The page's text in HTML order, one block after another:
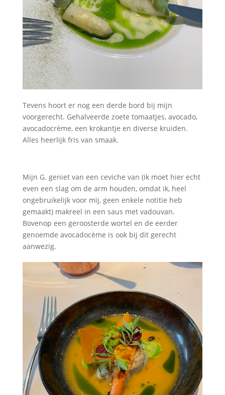
Tevens hoort er nog een derde bord bij mijn
voorgerecht. Gehalveerde zoete tomaatjes, avocado,
avocadocrème, een krokantje en diverse kruiden.
Alles heerlijk fris van smaak.
Mijn G. geniet van een ceviche van (ik moet hier echt
even een slag om de arm houden, omdat ik, heel
ongebruikelijk voor mij, geen enkele notitie heb
gemaakt) makreel in een saus met vadouvan.
Bovenop een geroosterde wortel en de eerder
genoemde avocadocème is ook bij dit gerecht
aanwezig.